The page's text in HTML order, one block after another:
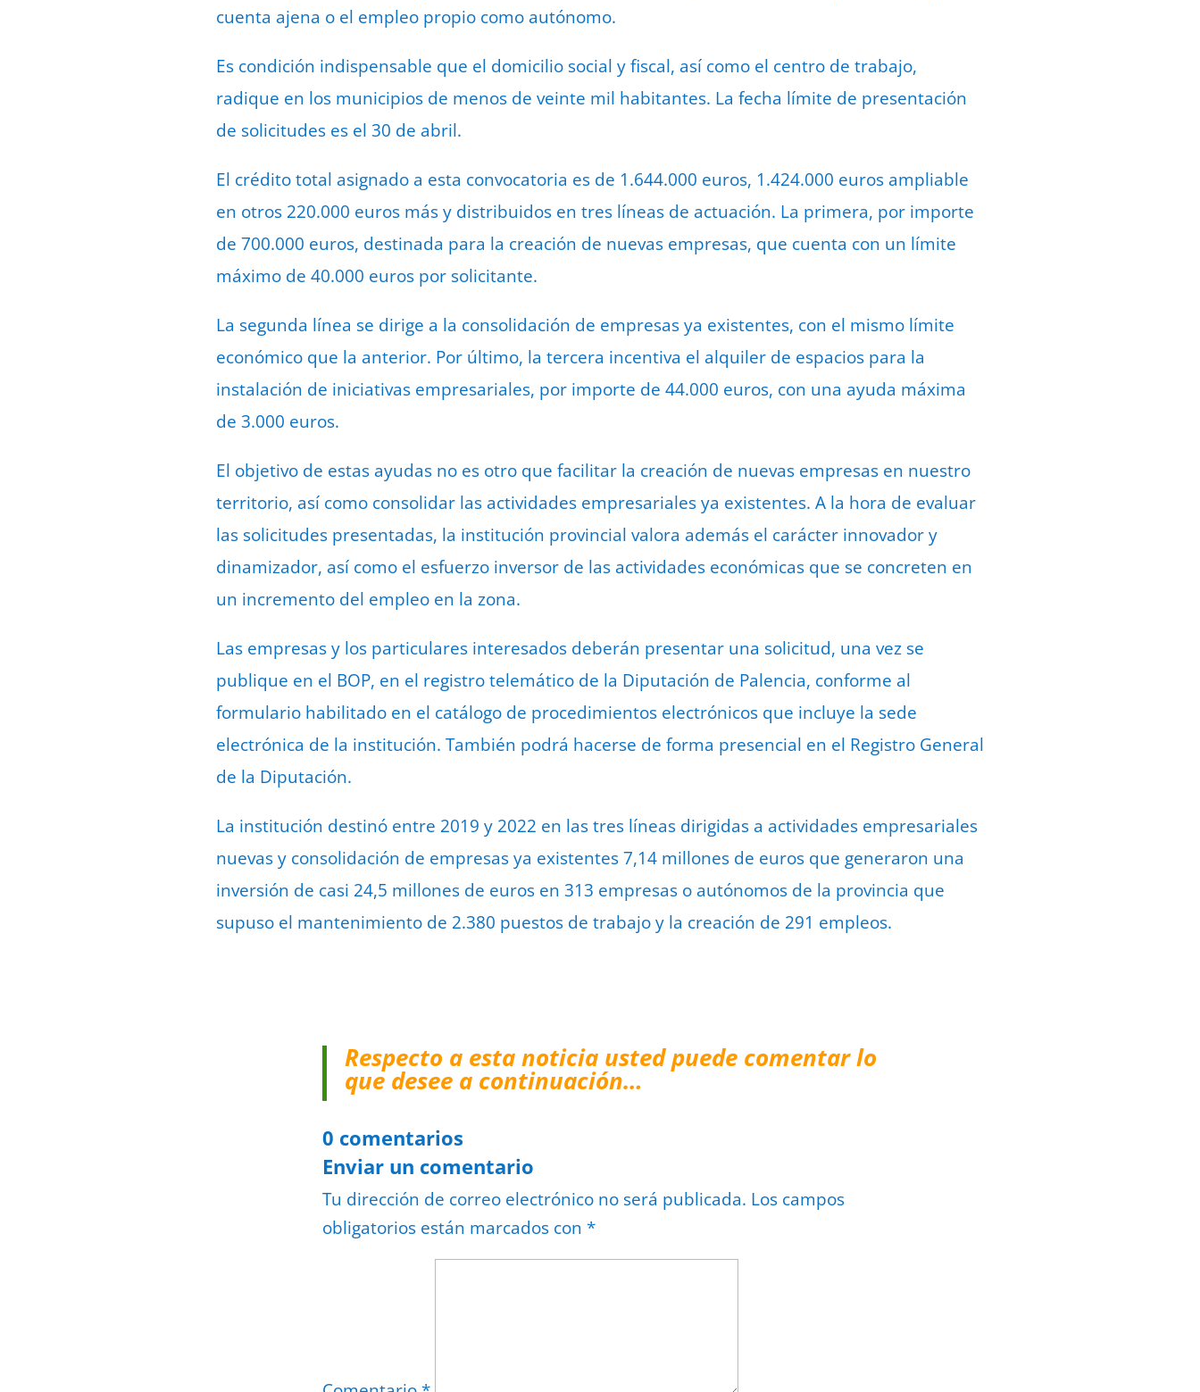
cuenta ajena o el empleo propio como autónomo.
Es condición indispensable que el domicilio social y fiscal, así como el centro de trabajo,
radique en los municipios de menos de veinte mil habitantes. La fecha límite de presentación
de solicitudes es el 30 de abril.
El crédito total asignado a esta convocatoria es de 1.644.000 euros, 1.424.000 euros ampliable
en otros 220.000 euros más y distribuidos en tres líneas de actuación. La primera, por importe
de 700.000 euros, destinada para la creación de nuevas empresas, que cuenta con un límite
máximo de 40.000 euros por solicitante.
La segunda línea se dirige a la consolidación de empresas ya existentes, con el mismo límite
económico que la anterior. Por último, la tercera incentiva el alquiler de espacios para la
instalación de iniciativas empresariales, por importe de 44.000 euros, con una ayuda máxima
de 3.000 euros.
El objetivo de estas ayudas no es otro que facilitar la creación de nuevas empresas en nuestro
territorio, así como consolidar las actividades empresariales ya existentes. A la hora de evaluar
las solicitudes presentadas, la institución provincial valora además el carácter innovador y
dinamizador, así como el esfuerzo inversor de las actividades económicas que se concreten en
un incremento del empleo en la zona.
Las empresas y los particulares interesados deberán presentar una solicitud, una vez se
publique en el BOP, en el registro telemático de la Diputación de Palencia, conforme al
formulario habilitado en el catálogo de procedimientos electrónicos que incluye la sede
electrónica de la institución. También podrá hacerse de forma presencial en el Registro General
de la Diputación.
La institución destinó entre 2019 y 2022 en las tres líneas dirigidas a actividades empresariales
nuevas y consolidación de empresas ya existentes 7,14 millones de euros que generaron una
inversión de casi 24,5 millones de euros en 313 empresas o autónomos de la provincia que
supuso el mantenimiento de 2.380 puestos de trabajo y la creación de 291 empleos.
Respecto a esta noticia usted puede comentar lo
que desee a continuación…
0 comentarios
Enviar un comentario
Tu dirección de correo electrónico no será publicada. Los campos
obligatorios están marcados con *